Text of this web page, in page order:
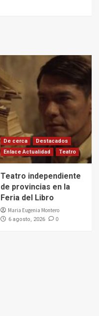
De cerca
Destacados
Enlace Actualidad
Teatro
Teatro independiente
de provincias en la
Feria del Libro
Maria Eugenia Montero
6 agosto, 2026 0